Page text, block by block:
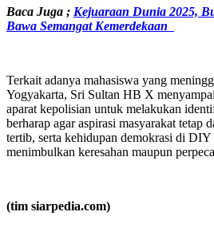
Baca Juga ; Kejuaraan Dunia 2025,
Bawa Semangat Kemerdekaan
Terkait adanya mahasiswa yang
Yogyakarta, Sri Sultan HB X
aparat kepolisian untuk melakukan
berharap agar aspirasi masyarakat tetap
tertib, serta kehidupan demokrasi di DIY
menimbulkan keresahan maupun
(tim siarpedia.com)